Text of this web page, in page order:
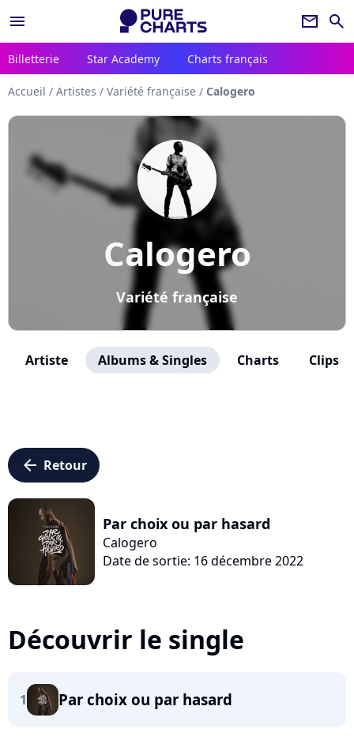
menu newsletter search
Billetterie Star Academy Charts français
Accueil / Artistes / Variété française / Calogero
Calogero
Variété française
Artiste Albums & Singles Charts Clips
arrow_left Retour
Par choix ou par hasard
Calogero
Date de sortie: 16 décembre 2022
Découvrir le single
1 Par choix ou par hasard